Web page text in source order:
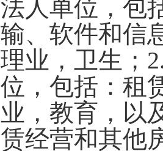
法人单位，包
输、软件和信
理业，卫生；
位，包括：租
业，教育，以
赁经营和其他